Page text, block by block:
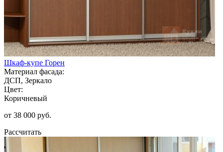
Шкаф-купе Горен
Материал фасада:
ДСП, Зеркало
Цвет:
Коричневый
от 38 000 руб.
Рассчитать